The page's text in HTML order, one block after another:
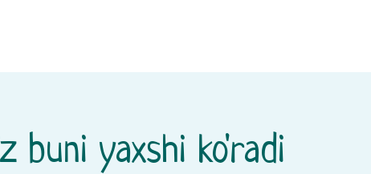
buni yaxshi ko'radi